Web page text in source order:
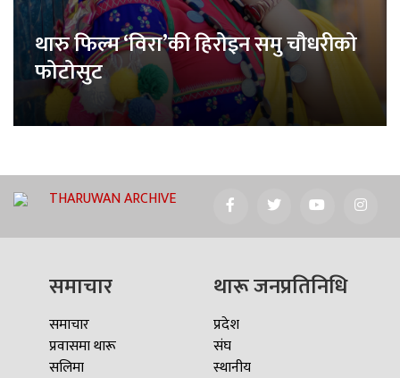
थारु फिल्म ‘विरा’की हिरोइन समु चौधरीको
फोटोसुट
THARUWAN ARCHIVE
समाचार
समाचार
प्रवासमा थारू
सलिमा
थारू जनप्रतिनिधि
प्रदेश
संघ
स्थानीय